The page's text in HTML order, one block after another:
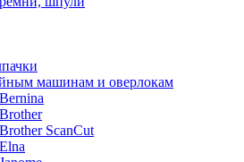
машинам и оверлокам
ScanCut